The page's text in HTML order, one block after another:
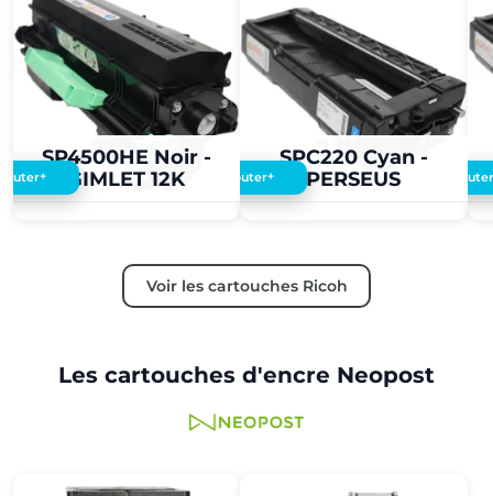
SP4500HE Noir -
GIMLET 12K
2,00 €
+
SPC220 Cyan -
PERSEUS
2,00 €
Ajouter+
Voir les cartouches Ricoh
Les cartouches d'encre Neopost